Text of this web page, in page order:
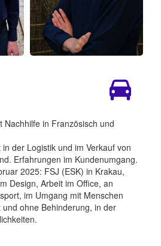
Nachhilfe in Französisch und
der Logistik und im Verkauf von
Erfahrungen im Kundenumgang.
2025: FSJ (ESK) in Krakau,
Design, Arbeit im Office, an
im Umgang mit Menschen
ohne Behinderung, in der